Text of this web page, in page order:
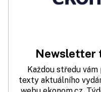
Newsletter
Každou středu
texty aktuálního